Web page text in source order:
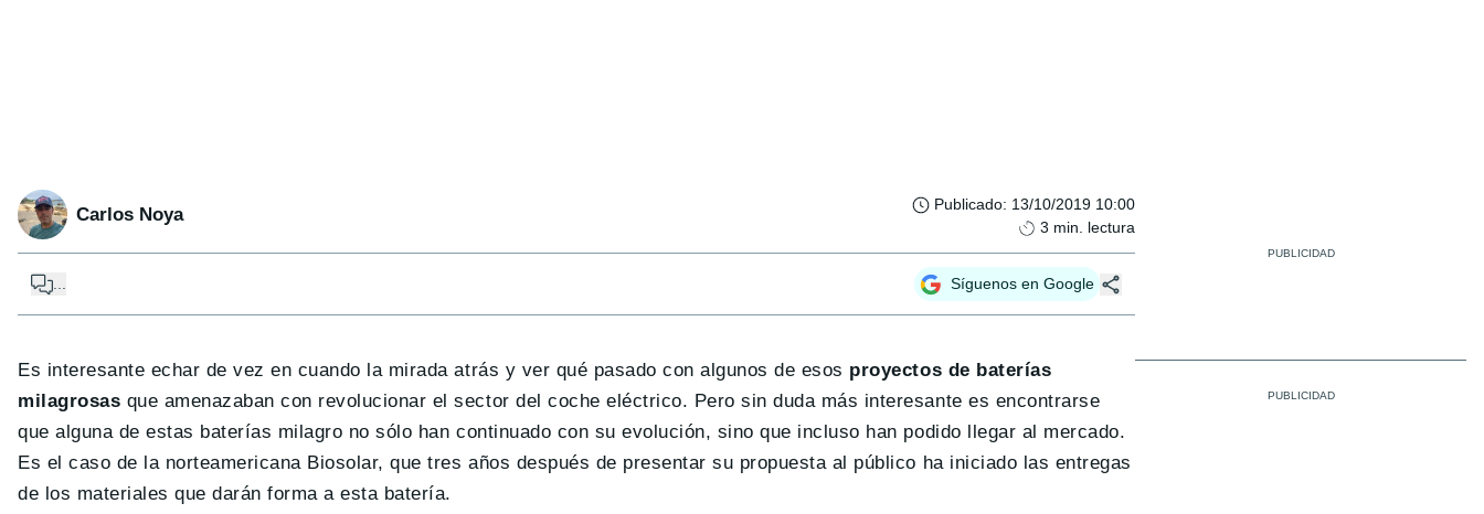
Carlos Noya Publicado: 13/10/2019 10:00
3 min. lectura
Síguenos en Google
Es interesante echar de vez en cuando la mirada atrás y ver qué pasado con algunos de esos proyectos de baterías
milagrosas que amenazaban con revolucionar el sector del coche eléctrico. Pero sin duda más interesante es encontrarse
que alguna de estas baterías milagro no sólo han continuado con su evolución, sino que incluso han podido llegar al mercado.
Es el caso de la norteamericana Biosolar, que tres años después de presentar su propuesta al público ha iniciado las entregas
de los materiales que darán forma a esta batería.